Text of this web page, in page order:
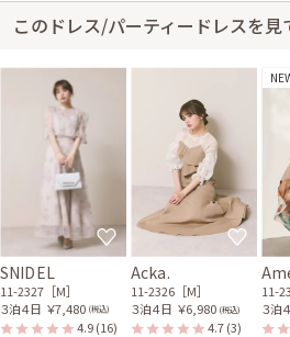
このドレス/パーティードレスを
SNIDEL
11-2327［M］
３泊４日 ￥7,480 (税込)
4.9(16)
Acka.
11-2326［M］
３泊４日 ￥6,980 (税込)
4.7(3)
11-
３泊